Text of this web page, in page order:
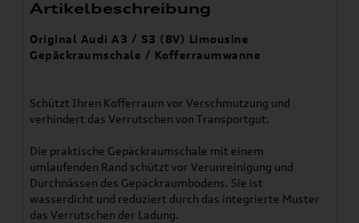
Artikelbeschreibung
Original Audi A3 / S3 (8V) Limousine
Gepäckraumschale / Kofferraumwanne
Schützt Ihren Kofferraum vor Verschmutzung und
verhindert das Verrutschen von Transportgut.
Die praktische Gepäckraumschale mit einem
umlaufenden Rand schützt vor Verunreinigung und
Durchnässen des Gepäckraumbodens. Sie ist
wasserdicht und reduziert durch das integrierte Muster
das Verrutschen der Ladung.